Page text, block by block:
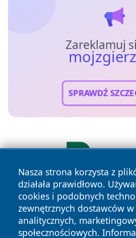
Zareklamuj
SPRAWDŹ
Nasza strona korzysta z
działała prawidłowo.
cookies i podobnych
zewnętrznych dostawców w
analitycznych,
społecznościowych.